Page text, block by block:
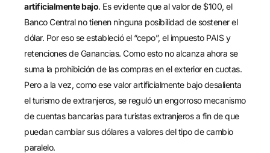
artificialmente bajo. Es evidente que al valor de $100, el
Banco Central no tienen ninguna posibilidad de sostener el
dólar. Por eso se estableció el “cepo”, el impuesto PAIS y
retenciones de Ganancias. Como esto no alcanza ahora se
suma la prohibición de las compras en el exterior en cuotas.
Pero a la vez, como ese valor artificialmente bajo desalienta
el turismo de extranjeros, se reguló un engorroso mecanismo
de cuentas bancarias para turistas extranjeros a fin de que
puedan cambiar sus dólares a valores del tipo de cambio
paralelo.